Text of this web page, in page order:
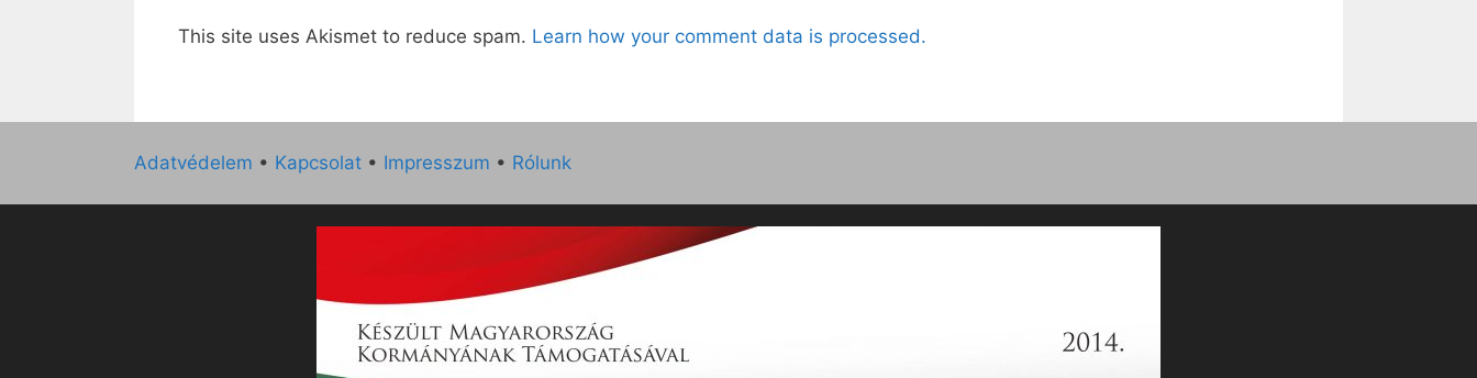
This site uses Akismet to reduce spam. Learn how your comment data is processed.
Adatvédelem • Kapcsolat • Impresszum • Rólunk